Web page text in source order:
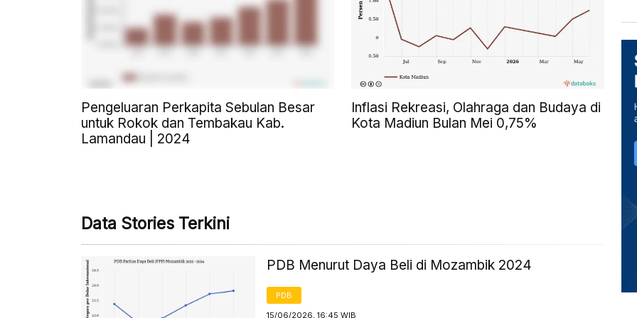
Pengeluaran Perkapita Sebulan Besar
untuk Rokok dan Tembakau Kab.
Lamandau | 2024
Inflasi Rekreasi, Olahraga dan Budaya di
Kota Madiun Bulan Mei 0,75%
Data Stories Terkini
PDB Menurut Daya Beli di Mozambik 2024
PDB
15/06/2026, 16:45 WIB